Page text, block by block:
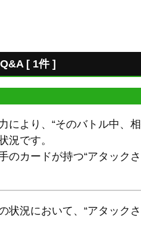
[ 1件 ]
により、“そのバトル中、
況です。
のカードが持つ“アタック
状況において、“アタック